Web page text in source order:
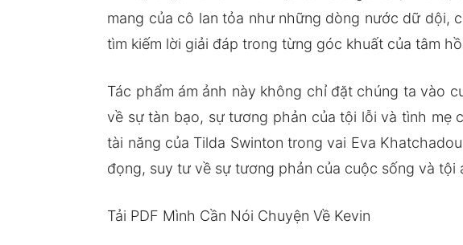
mang của cô lan tỏa như những dòng nước dữ dội,
tìm kiếm lời giải đáp trong từng góc khuất của tâm
Tác phẩm ám ảnh này không chỉ đặt chúng ta vào
về sự tàn bạo, sự tương phản của tội lỗi và tình mẹ
tài năng của Tilda Swinton trong vai Eva
đọng, suy tư về sự tương phản của cuộc sống và tội
Tải PDF Mình Cần Nói Chuyện Về Kevin